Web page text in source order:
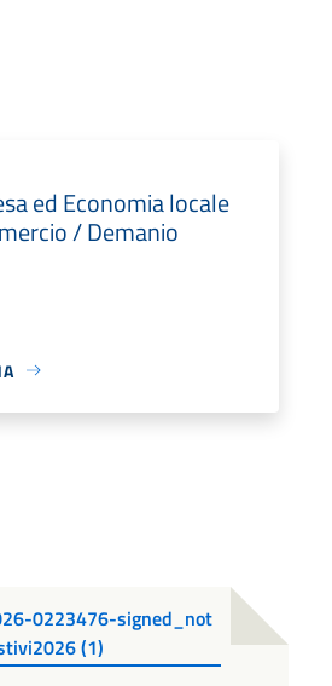
ed Economia locale
/ Demanio
0223476-signed_not
(1)